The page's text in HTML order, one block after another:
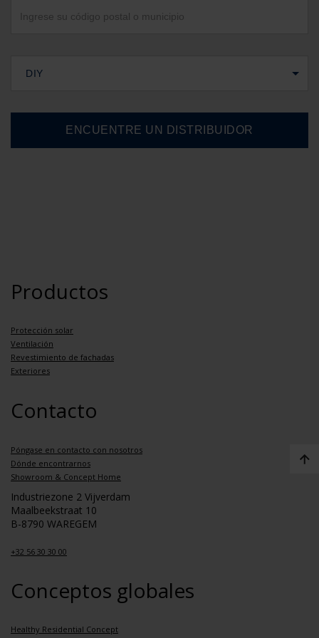
DIY
Productos
Protección solar
Ventilación
Revestimiento de fachadas
Exteriores
Contacto
Póngase en contacto con nosotros
Dónde encontrarnos
Showroom & Concept Home
Industriezone 2 Vijverdam
Maalbeekstraat 10
B-8790 WAREGEM
+32 56 30 30 00
Conceptos globales
Healthy Residential Concept